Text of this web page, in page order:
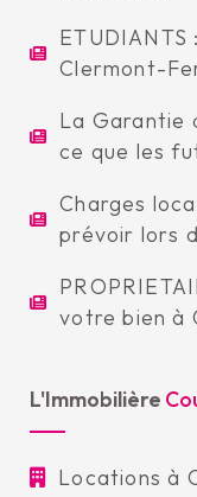
Clermont-
La Garantie
ce que les
Charges
prévoir lors
votre bien à
L'Immobilière
Locations à